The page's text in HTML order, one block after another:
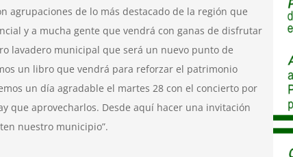
agrupaciones de lo más destacado de la región que
y a mucha gente que vendrá con ganas de disfrutar
lavadero municipal que será un nuevo punto de
un libro que vendrá para reforzar el patrimonio
un día agradable el martes 28 con el concierto por
que aprovecharlos. Desde aquí hacer una invitación
nuestro municipio”.